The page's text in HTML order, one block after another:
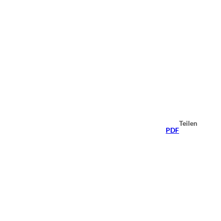
PDF
Teilen